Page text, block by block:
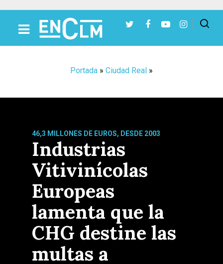
Portada » Ciudad Real »
46,3 MILLONES DE EUROS, DESDE 2003
Industrias
Vitivinícolas
Europeas
lamenta que la
CHG destine las
multas a